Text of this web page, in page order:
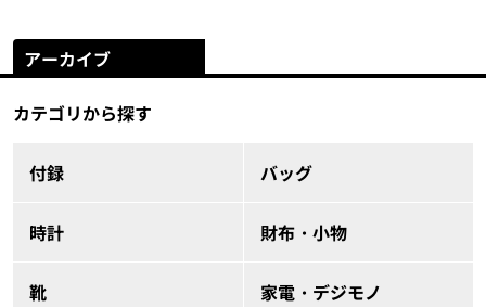
アーカイブ
カテゴリから探す
付録 バッグ
時計 財布・小物
靴 家電・デジモノ